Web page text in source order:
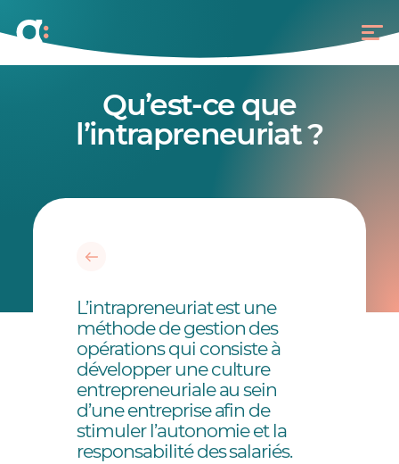
Qu’est-ce que
l’intrapreneuriat ?
L’intrapreneuriat est une
méthode de gestion des
opérations qui consiste à
développer une culture
entrepreneuriale au sein
d’une entreprise afin de
stimuler l’autonomie et la
responsabilité des salariés.